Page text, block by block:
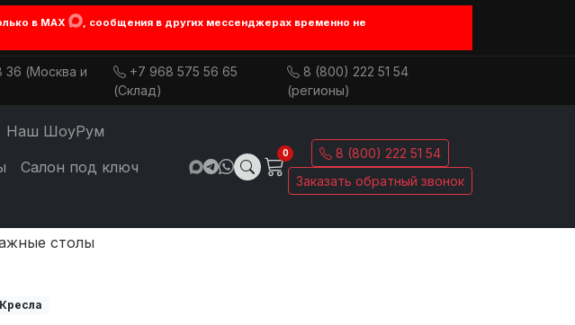
в MAX
, сообщения в других мессенджерах временно не
36 (Москва и
+7 968 575 56 65
(Склад)
8 (800) 222 51 54
(регионы)
Наш ШоуРум
Салон под ключ
0
8 (800) 222 51 54
Заказать обратный звонок
столы
Кресла